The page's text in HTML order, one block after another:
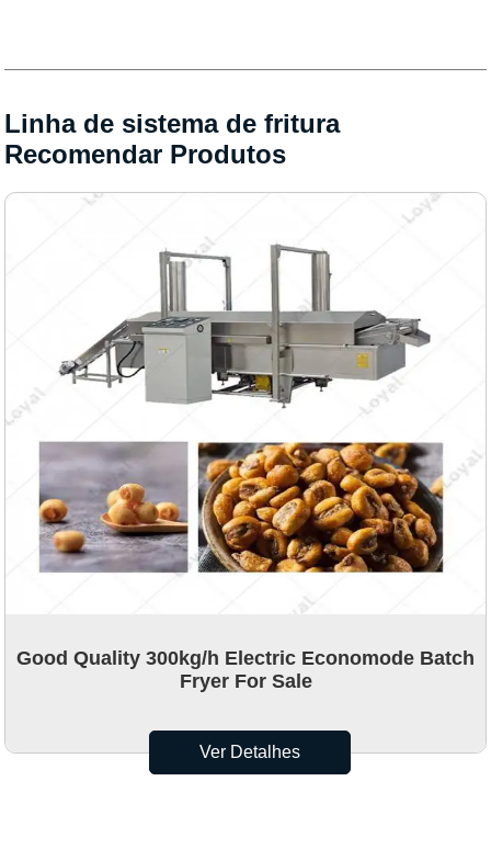
Linha de sistema de fritura
Recomendar Produtos
Good Quality 300kg/h Electric Economode Batch
Fryer For Sale
Ver Detalhes